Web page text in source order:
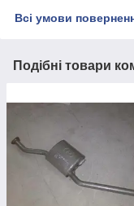
Всі умови
Подібні товари